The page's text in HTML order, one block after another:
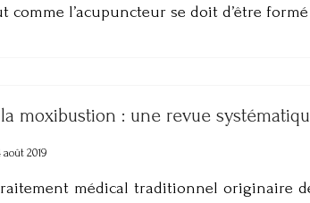
l’acupuncteur se doit d’être
moxibustion : une revue
août 2019
médical traditionnel originaire